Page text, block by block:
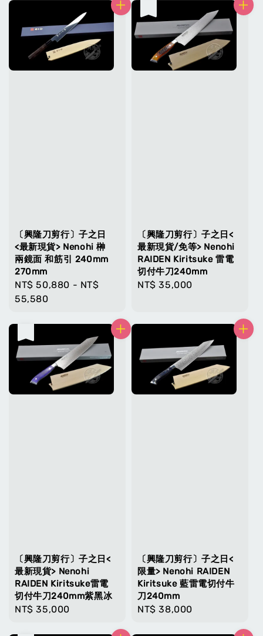
〔興隆刀剪行〕子之日
<最新現貨> Nenohi 榊
兩鏡面 和筋引 240mm
270mm
Regular
price
NT$ 50,880 - NT$
55,580
〔興隆刀剪行〕子之日<
最新現貨/免等> Nenohi
RAIDEN Kiritsuke 雷電
切付牛刀240mm
Regular
NT$ 35,000
〔興隆刀剪行〕子之日<
最新現貨> Nenohi
RAIDEN Kiritsuke雷電
切付牛刀240mm紫黑冰
Regular
NT$ 35,000
〔興隆刀剪行〕子之日<
限量> Nenohi RAIDEN
Kiritsuke 藍雷電切付牛
刀240mm
Regular
NT$ 38,000